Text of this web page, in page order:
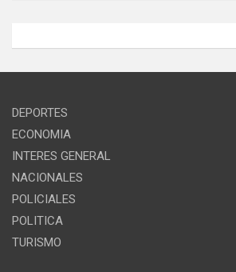
DEPORTES
ECONOMIA
INTERES GENERAL
NACIONALES
POLICIALES
POLITICA
TURISMO